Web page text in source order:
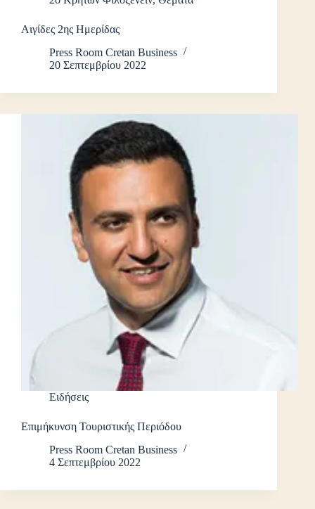
Αιγίδες 2ης Ημερίδας
Press Room Cretan Business
20 Σεπτεμβρίου 2022
Ειδήσεις
Επιμήκυνση Τουριστικής Περιόδου
Press Room Cretan Business
4 Σεπτεμβρίου 2022